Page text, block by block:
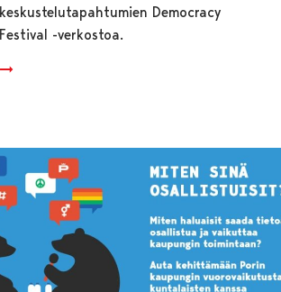
keskustelutapahtumien Democracy
Festival -verkostoa.